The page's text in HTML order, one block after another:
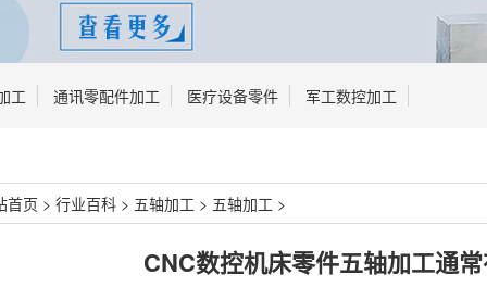
工 通讯零配件加工 医疗设备零件 军工数控加工
首页 > 行业百科 > 五轴加工 > 五轴加工 >
CNC数控机床零件五轴加工通